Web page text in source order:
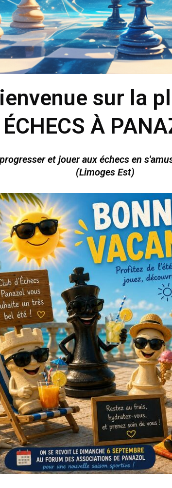
sur la
ÉCHECS À
et jouer aux échecs en
(Limoges Est)